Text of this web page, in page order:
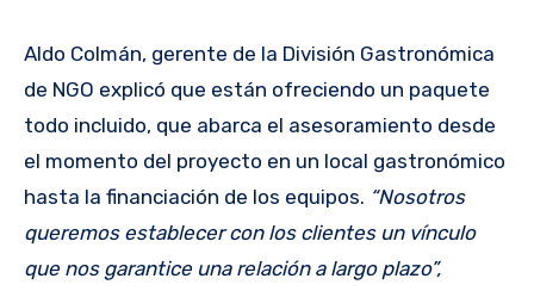
Aldo Colmán, gerente de la División Gastronómica
de NGO explicó que están ofreciendo un paquete
todo incluido, que abarca el asesoramiento desde
el momento del proyecto en un local gastronómico
hasta la financiación de los equipos. “Nosotros
queremos establecer con los clientes un vínculo
que nos garantice una relación a largo plazo”,